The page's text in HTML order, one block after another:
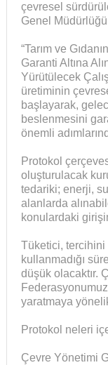
çevresel
Genel
“Tarım ve
Garanti Altına
Yürütülecek
üretiminin
başlayarak,
beslenmesini
önemli
Protokol
oluşturulacak
tedariki; enerji,
alanlarda
konulardaki
Tüketici,
kullanmadığı
düşük olacaktır.
yaratmaya
Protokol neleri
Çevre Yönetimi